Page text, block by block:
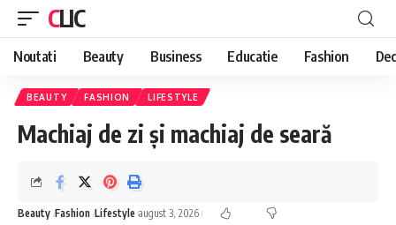
CLIC
Noutati Beauty Business Educatie Fashion
BEAUTY FASHION LIFESTYLE
Machiaj de zi și machiaj de seară
Beauty Fashion Lifestyle august 3, 2026